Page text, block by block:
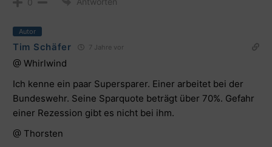
Autor
Tim Schäfer 7 Jahre vor
@ Whirlwind
Ich kenne ein paar Supersparer. Einer arbeitet bei der
Bundeswehr. Seine Sparquote beträgt über 70%. Gefahr
einer Rezession gibt es nicht bei ihm.
@ Thorsten